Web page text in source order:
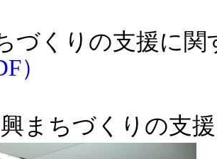
づくりの支援に
）
まちづくりの支